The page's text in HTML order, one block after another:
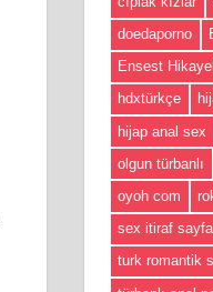
doedaporno
Ensest
hdxtürkçe
hijap anal sex
olgun türbanlı
oyoh com
sex itiraf
turk romantik